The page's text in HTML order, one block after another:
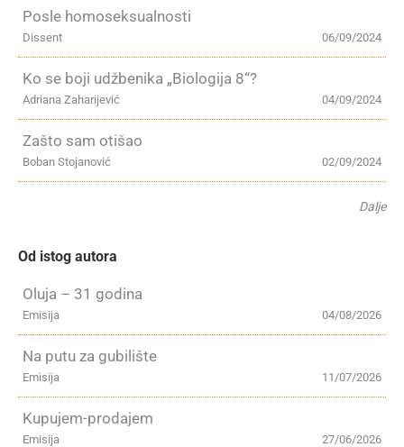
Posle homoseksualnosti
06/09/2024
Dissent
Ko se boji udžbenika „Biologija 8“?
04/09/2024
Adriana Zaharijević
Zašto sam otišao
02/09/2024
Boban Stojanović
Dalje
Od istog autora
Oluja – 31 godina
04/08/2026
Emisija
Na putu za gubilište
11/07/2026
Emisija
Kupujem-prodajem
27/06/2026
Emisija